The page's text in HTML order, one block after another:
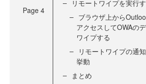
Page 4
リモートワイプを実行
ブラウザ上から
アクセスしてOWAの
ワイプする
リモートワイプの通
挙動
まとめ